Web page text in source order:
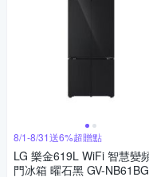
8/1-8/31送6%超贈點
LG 樂金619L WiFi 智慧變頻四
門冰箱 曜石黑 GV-NB61BG